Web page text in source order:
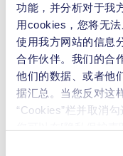
功能，并分析对于我
用cookies，您将无
使用我方网站的信息
合作伙伴。我们的合
他们的数据、或者他
据汇总。当您反对这
“Cookies”栏并取消